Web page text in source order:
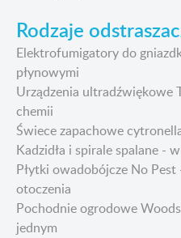
Rodzaje
Elektrofumigatory do
płynowymi
Urządzenia ultradźwiękowe
chemii
Świece zapachowe
Kadzidła i spirale spalane -
Płytki owadobójcze No
otoczenia
Pochodnie ogrodowe
jednym